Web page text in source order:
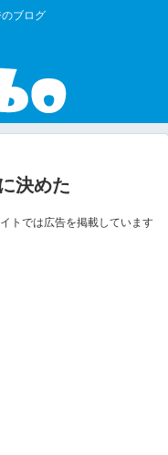
ブログ
決めた
トでは広告を掲載しています